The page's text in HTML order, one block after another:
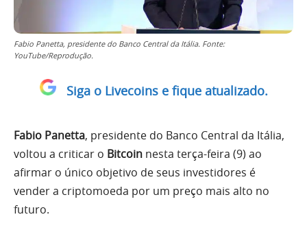
Fabio Panetta, presidente do Banco Central da Itália. Fonte:
YouTube/Reprodução.
Siga o Livecoins e fique atualizado.
Fabio Panetta, presidente do Banco Central da Itália,
voltou a criticar o Bitcoin nesta terça-feira (9) ao
afirmar o único objetivo de seus investidores é
vender a criptomoeda por um preço mais alto no
futuro.